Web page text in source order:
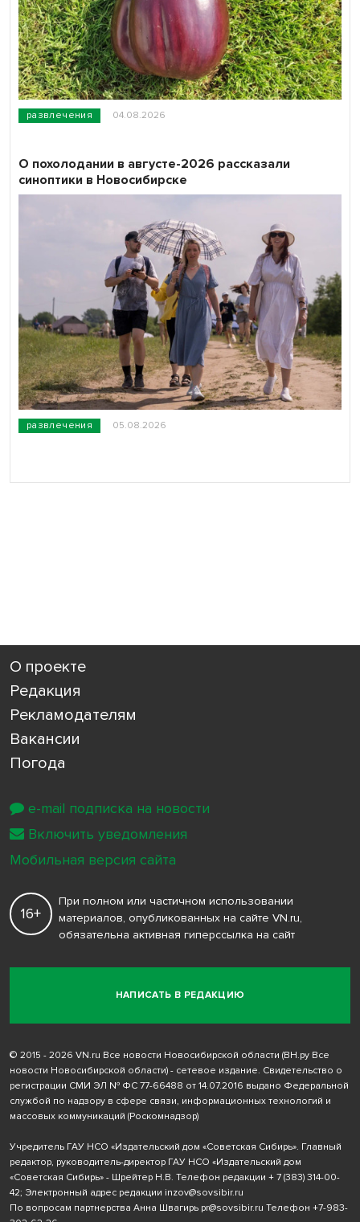
развлечения 04.08.2026
развлечения 05.08.2026
О похолодании в августе-2026 рассказали
синоптики в Новосибирске
О проекте
Редакция
Рекламодателям
Вакансии
Погода
НАПИСАТЬ В РЕДАКЦИЮ
16+
При полном или частичном использовании
материалов, опубликованных на сайте VN.ru,
обязательна активная гиперссылка на сайт
© 2015 - 2026 VN.ru Все новости Новосибирской области (ВН.ру Все
новости Новосибирской области) - сетевое издание. Свидетельство о
регистрации СМИ ЭЛ № ФС 77-66488 от 14.07.2016 выдано Федеральной
службой по надзору в сфере связи, информационных технологий и
массовых коммуникаций (Роскомнадзор)
Учредитель ГАУ НСО «Издательский дом «Советская Сибирь». Главный
редактор, руководитель-директор ГАУ НСО «Издательский дом
«Советская Сибирь» - Шрейтер Н.В. Телефон редакции + 7 (383) 314-00-
42; Электронный адрес редакции inzov@sovsibir.ru
По вопросам партнерства Анна Швагирь pr@sovsibir.ru Телефон +7-983-
e-mail подписка на новости
Включить уведомления
Мобильная версия сайта